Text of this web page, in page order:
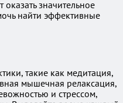
значительное
найти эффективные
такие как медитация,
мышечная релаксация,
и стрессом,